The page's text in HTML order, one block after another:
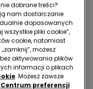
dobrane treści?
nam dostarczanie
dopasowanych
wszystkie pliki cookie”,
cookie, natomiast
możesz
aktywowania plików
informacji o plikach
. Możesz zawsze
Centrum preferencji